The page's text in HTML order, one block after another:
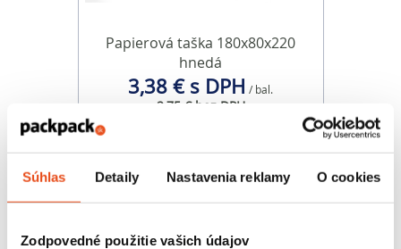
Súhlas Detaily Nastavenia reklamy O cookies
Zodpovedné použitie vašich údajov
Papierová taška 180x80x220
hnedá
3,38 € s DPH / bal.
2,75 € bez DPH